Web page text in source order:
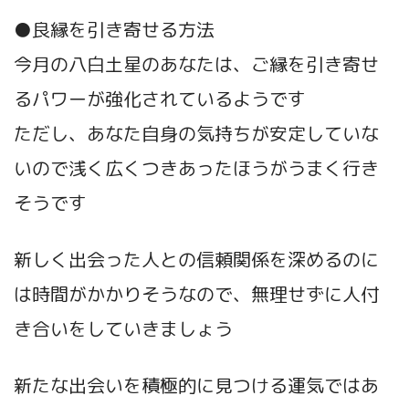
●良縁を引き寄せる方法
今月の八白土星のあなたは、ご縁を引き寄せ
るパワーが強化されているようです
ただし、あなた自身の気持ちが安定していな
いので浅く広くつきあったほうがうまく行き
そうです
新しく出会った人との信頼関係を深めるのに
は時間がかかりそうなので、無理せずに人付
き合いをしていきましょう
新たな出会いを積極的に見つける運気ではあ